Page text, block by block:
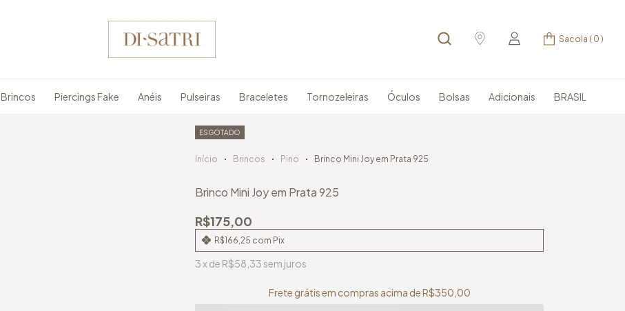
Sacola ( 0 )
Brincos Piercings Fake Anéis Pulseiras Braceletes Tornozeleiras Óculos Bolsas Adicionais BRASIL
ESGOTADO
Início Brincos Pino Brinco Mini Joy em Prata 925
Brinco Mini Joy em Prata 925
R$175,00
R$166,25 com Pix
3xde R$58,33 sem juros
Frete grátis em compras acima deR$350,00